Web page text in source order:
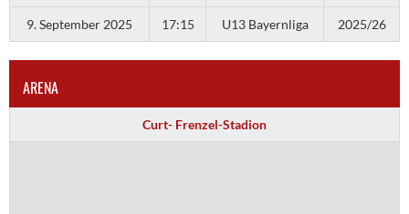
9. September 2025 17:15 U13 Bayernliga 2025/26
ARENA
Curt- Frenzel-Stadion